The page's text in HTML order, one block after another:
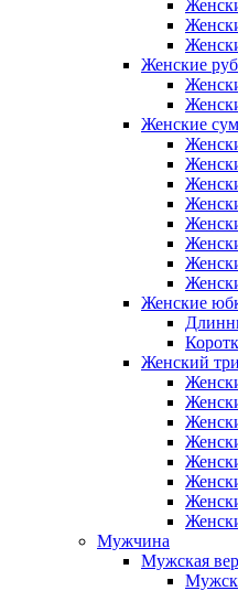
Женские
Женские
Женские
Женский
Мужчина
Мужская